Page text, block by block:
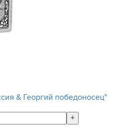
& Георгий победоносец"
+